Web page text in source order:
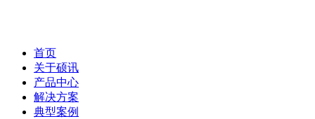
首页
关于硕讯
产品中心
解决方案
典型案例